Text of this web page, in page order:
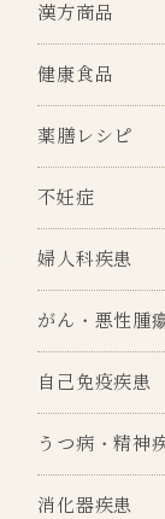
漢方商品
健康食品
薬膳レシピ
不妊症
婦人科疾患
がん・悪性腫
自己免疫疾患
うつ病・精神
消化器疾患